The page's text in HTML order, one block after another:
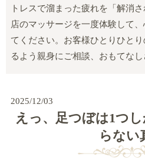
トレスで溜まった疲れを「解消
店のマッサージを一度体験して
てください。お客様ひとりひと
るよう親身にご相談、おもてなし
2025/12/03
えっ、足つぼは1つ
らない